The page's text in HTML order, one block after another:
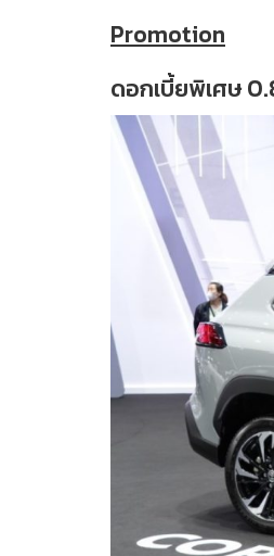
Promotion
ดอกเบี้ยพิเศษ